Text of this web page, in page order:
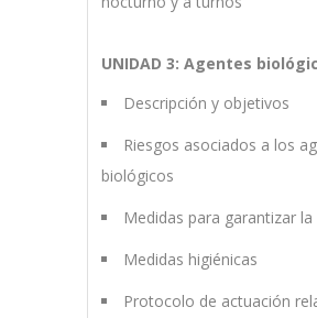
UNIDAD 3: Agentes
Descripción y objetivos
Riesgos asociados a los
biológicos
Medidas para garantizar la
Medidas higiénicas
Protocolo de actuación